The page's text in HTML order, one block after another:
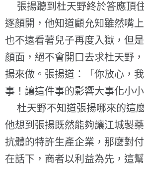
張揚聽到杜天野終於答應頂
逐顏開，他知道顧允知雖然嘴
也不遠看著兒子再度入獄，但
顏面，絕不會開口去求杜天野
揚來做。張揚道：「你放心，
事！讓這件事的影響大事化小小
杜天野不知道張揚哪來的這
他想到張揚既然能夠讓江城製
抗體的特許生產企業，那麼對
在話下，商者以利益為先，這